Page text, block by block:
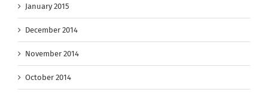
January 2015
December 2014
November 2014
October 2014